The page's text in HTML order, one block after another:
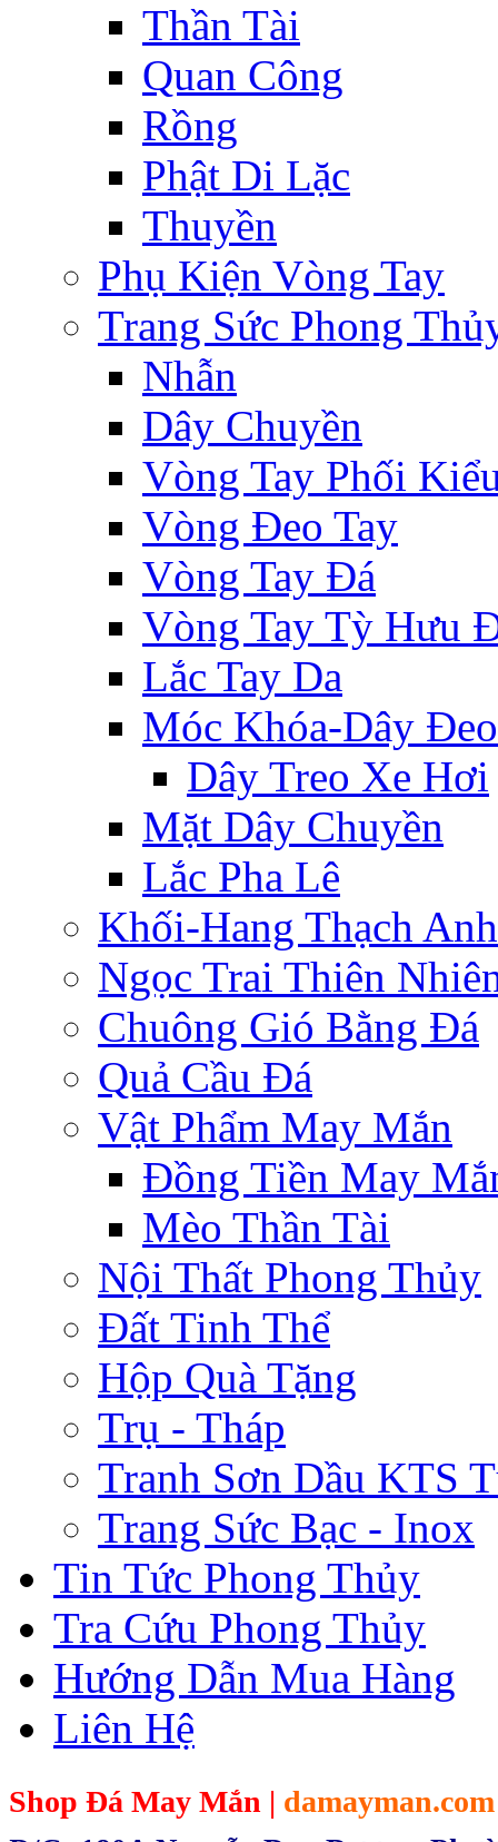
Thần Tài
Quan Công
Rồng
Phật Di Lặc
Thuyền
Phụ Kiện Vòng Tay
Trang Sức Phong
Nhẫn
Dây Chuyền
Vòng Tay Phối
Vòng Đeo Tay
Vòng Tay Đá
Vòng Tay Tỳ Hưu
Lắc Tay Da
Móc Khóa-Dây Đeo
Dây Treo Xe Hơi
Mặt Dây Chuyền
Lắc Pha Lê
Khối-Hang Thạch Anh
Ngọc Trai Thiên
Chuông Gió Bằng Đá
Quả Cầu Đá
Vật Phẩm May Mắn
Đồng Tiền May
Mèo Thần Tài
Nội Thất Phong Thủy
Đất Tinh Thể
Hộp Quà Tặng
Trụ - Tháp
Tranh Sơn Dầu KTS
Trang Sức Bạc - Inox
Tin Tức Phong Thủy
Tra Cứu Phong Thủy
Hướng Dẫn Mua Hàng
Liên Hệ
Shop Đá May Mắn | damayman.com